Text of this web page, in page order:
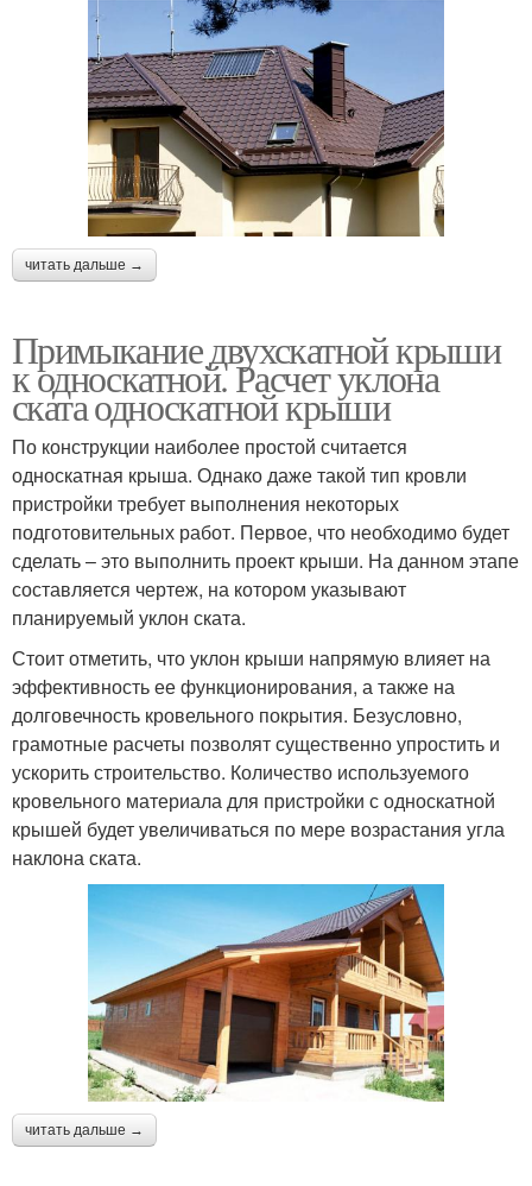
читать дальше →
Примыкание двухскатной крыши
к односкатной. Расчет уклона
ската односкатной крыши
По конструкции наиболее простой считается
односкатная крыша. Однако даже такой тип кровли
пристройки требует выполнения некоторых
подготовительных работ. Первое, что необходимо будет
сделать – это выполнить проект крыши. На данном этапе
составляется чертеж, на котором указывают
планируемый уклон ската.
Стоит отметить, что уклон крыши напрямую влияет на
эффективность ее функционирования, а также на
долговечность кровельного покрытия. Безусловно,
грамотные расчеты позволят существенно упростить и
ускорить строительство. Количество используемого
кровельного материала для пристройки с односкатной
крышей будет увеличиваться по мере возрастания угла
наклона ската.
читать дальше →